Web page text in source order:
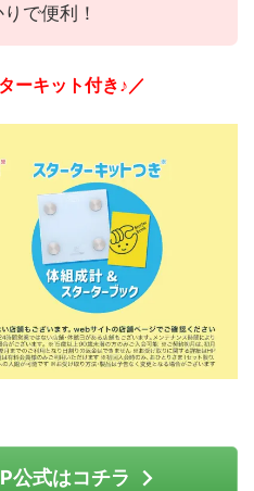
で便利！
ーキット付き♪／
公式はコチラ